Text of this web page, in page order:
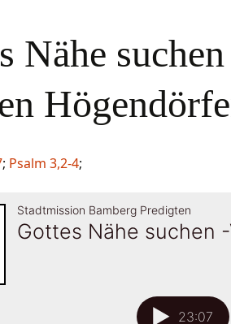
Predigten (Video)
Nähe
; Psalm 3,2-4;